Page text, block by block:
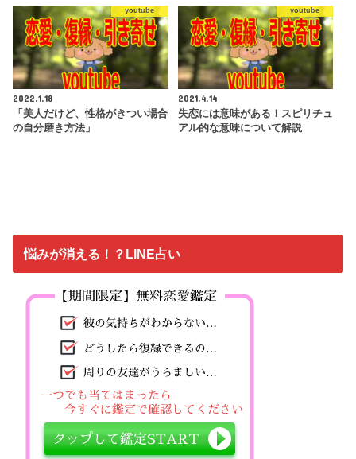
youtube
2022.1.18
「美人だけど、性格がきつい場合
の自分磨き方法」
youtube
2021.4.14
失恋には意味がある！スピリチュ
アル的な意味について解説
悩みが消える！？LINE占い